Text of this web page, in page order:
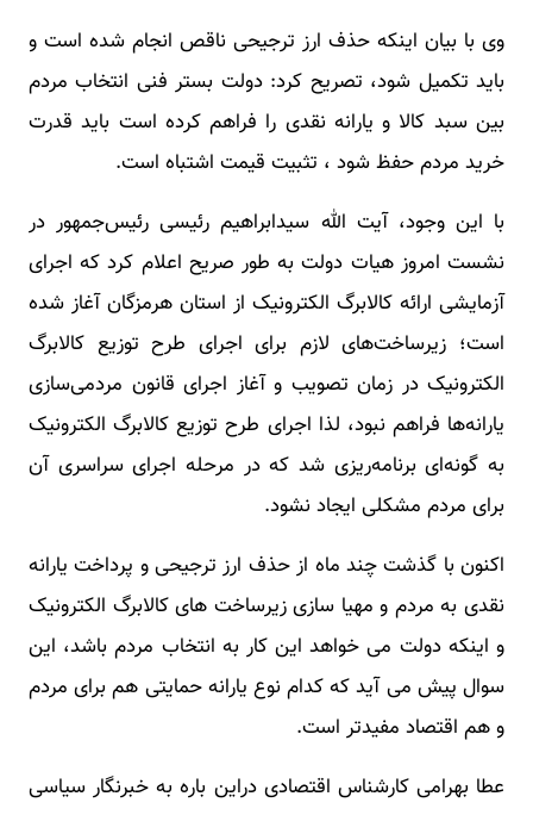
وی با بیان اینکه حذف ارز ترجیحی ناقص انجام شده است و
باید تکمیل شود، تصریح کرد: دولت بستر فنی انتخاب مردم
بین سبد کالا و یارانه نقدی را فراهم کرده است باید قدرت
خرید مردم حفظ شود ، تثبیت قیمت اشتباه است.
با این وجود، آیت الله سیدابراهیم رئیسی رئیس‌جمهور در
نشست امروز هیات دولت به طور صریح اعلام کرد که اجرای
آزمایشی ارائه کالابرگ الکترونیک از استان هرمزگان آغاز شده
است؛ زیرساخت‌های لازم برای اجرای طرح توزیع کالابرگ
الکترونیک در زمان تصویب و آغاز اجرای قانون مردمی‌سازی
یارانه‌ها فراهم نبود، لذا اجرای طرح توزیع کالابرگ الکترونیک
به گونه‌ای برنامه‌ریزی شد که در مرحله اجرای سراسری آن
برای مردم مشکلی ایجاد نشود.
اکنون با گذشت چند ماه از حذف ارز ترجیحی و پرداخت یارانه
نقدی به مردم و مهیا سازی زیرساخت های کالابرگ الکترونیک
و اینکه دولت می خواهد این کار به انتخاب مردم باشد، این
سوال پیش می آید که کدام نوع یارانه حمایتی هم برای مردم
و هم اقتصاد مفیدتر است.
عطا بهرامی کارشناس اقتصادی دراین باره به خبرنگار سیاسی